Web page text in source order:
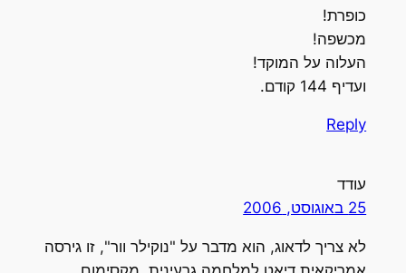
כופרת!
מכשפה!
העלוה על המוקד!
ועדיף 144 קודם.
Reply
עודד
25 באוגוסט, 2006
לא צריך לדאוג, הוא מדבר על "נוקילר וור", זו גירסה